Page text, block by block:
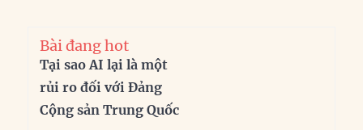
Bài đang hot
Tại sao AI lại là một
rủi ro đối với Đảng
Cộng sản Trung Quốc